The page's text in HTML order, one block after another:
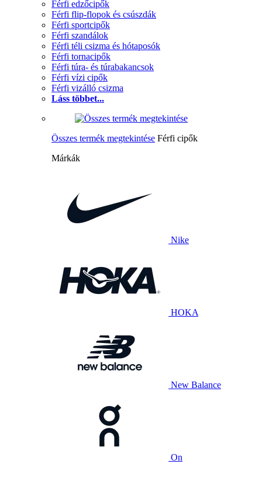
Férfi edzőcipők
Férfi flip-flopok és csúszdák
Férfi sportcipők
Férfi szandálok
Férfi téli csizma és hótaposók
Férfi tornacipők
Férfi túra- és túrabakancsok
Férfi vízi cipők
Férfi vizálló csizma
Láss többet...
Összes termék megtekintése Férfi cipők
Márkák
Nike
HOKA
New Balance
On